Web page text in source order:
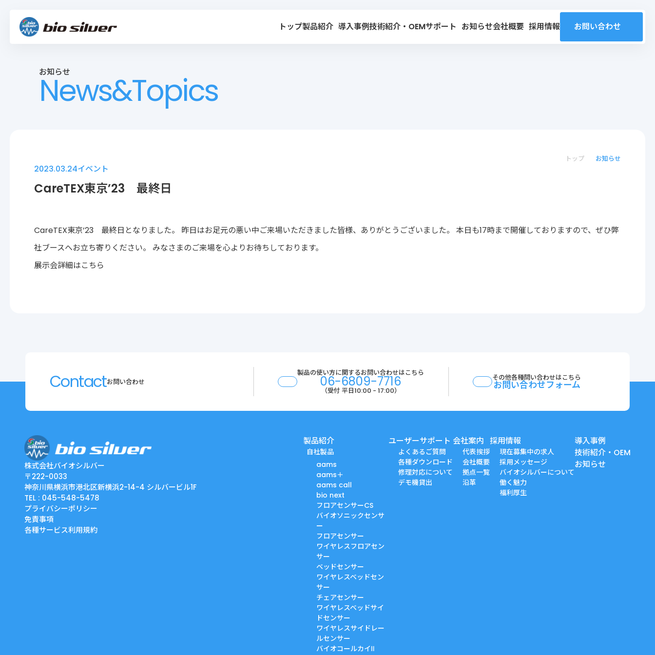
トップ製品紹介 導入事例技術紹介・OEMサポート お知らせ会社概要 採用情報 お問い合わせ
お知らせ
News&Topics
トップ お知らせ
2023.03.24イベント
CareTEX東京’23 最終日
CareTEX東京’23 最終日となりました。 昨日はお足元の悪い中ご来場いただきました皆様、ありがとうございました。 本日も17時まで開催しておりますので、ぜひ弊
社ブースへお立ち寄りください。 みなさまのご来場を心よりお待ちしております。
展示会詳細はこちら
Contactお問い合わせ
製品の使い方に関するお問い合わせはこちら
06-6809-7716
（受付 平日10:00 - 17:00）
その他各種問い合わせはこちら
お問い合わせフォーム
株式会社バイオシルバー
〒222-0033
神奈川県横浜市港北区新横浜2-14-4 シルバービル1F
TEL : 045-548-5478
プライバシーポリシー
免責事項
各種サービス利用規約
製品紹介
自社製品
aams
aams＋
aams call
bio next
フロアセンサーCS
バイオソニックセンサ
ー
フロアセンサー
ワイヤレスフロアセン
サー
ベッドセンサー
ワイヤレスベッドセン
サー
チェアセンサー
ワイヤレスベッドサイ
ドセンサー
ワイヤレスサイドレー
ルセンサー
バイオコールカイⅡ
ユーザーサポート
よくあるご質問
各種ダウンロード
修理対応について
デモ機貸出
会社案内
代表挨拶
会社概要
拠点一覧
沿革
採用情報
現在募集中の求人
採用メッセージ
バイオシルバーについて
働く魅力
福利厚生
導入事例
技術紹介・OEM
お知らせ